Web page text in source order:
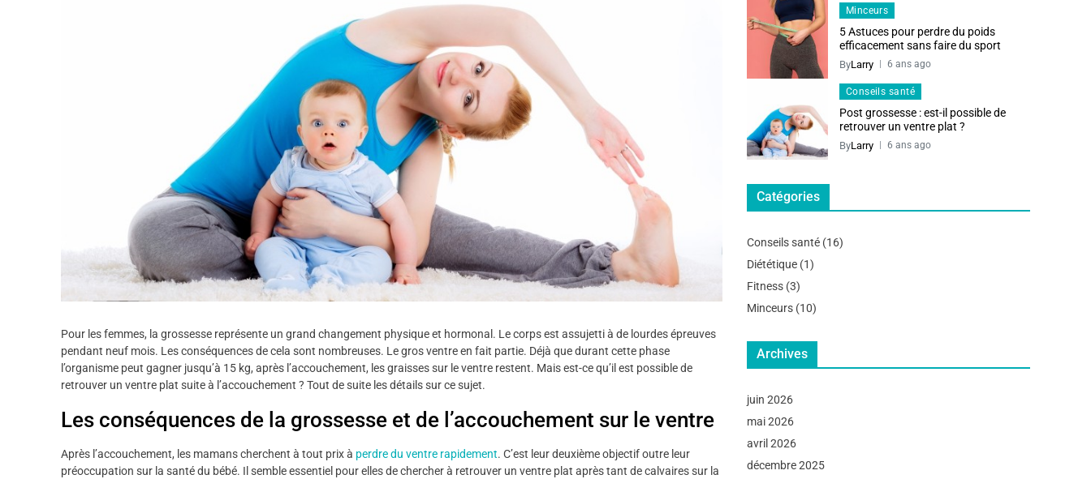
Pour les femmes, la grossesse représente un grand changement physique et hormonal. Le corps est assujetti à de lourdes épreuves
pendant neuf mois. Les conséquences de cela sont nombreuses. Le gros ventre en fait partie. Déjà que durant cette phase
l’organisme peut gagner jusqu’à 15 kg, après l’accouchement, les graisses sur le ventre restent. Mais est-ce qu’il est possible de
retrouver un ventre plat suite à l’accouchement ? Tout de suite les détails sur ce sujet.
Les conséquences de la grossesse et de l’accouchement sur le ventre
Après l’accouchement, les mamans cherchent à tout prix à perdre du ventre rapidement. C’est leur deuxième objectif outre leur
préoccupation sur la santé du bébé. Il semble essentiel pour elles de chercher à retrouver un ventre plat après tant de calvaires sur la
Minceurs
5 Astuces pour perdre du poids
efficacement sans faire du sport
ByLarry 6 ans ago
Conseils santé
Post grossesse : est-il possible de
retrouver un ventre plat ?
ByLarry 6 ans ago
Catégories
Conseils santé(16)
Diététique(1)
Fitness(3)
Minceurs(10)
Archives
juin 2026
mai 2026
avril 2026
décembre 2025